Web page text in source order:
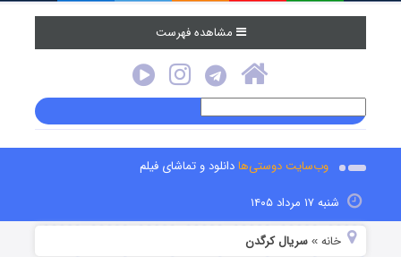
مشاهده فهرست
وب‌سایت دوستی‌هادانلود و تماشای فیلم
شنبه ۱۷ مرداد ۱۴۰۵
خانه »سریال کرگدن